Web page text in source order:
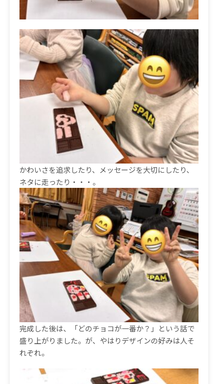
かわいさを追求したり、メッセージを大切にしたり、
ネタに走ったり・・・。
完成した後は、「どのチョコが一番か？」という話で
盛り上がりました。が、やはりデザインの好みは人そ
れぞれ。